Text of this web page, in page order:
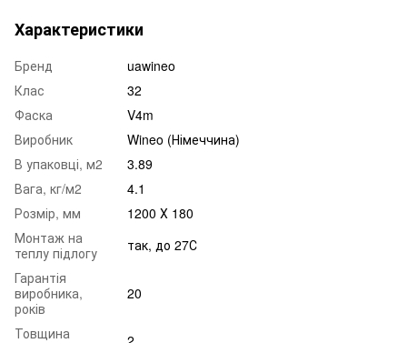
Характеристики
Бренд
uawineo
Клас
32
Фаска
V4m
Виробник
Wineo (Німеччина)
В упаковці, м2
3.89
Вага, кг/м2
4.1
Розмір, мм
1200 Х 180
Монтаж на
теплу підлогу
так, до 27С
Гарантія
виробника,
років
20
Товщина